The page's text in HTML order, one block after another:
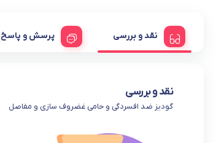
نقد و بررسی پرسش و پاسخ
نقد و بررسی
گودیز ضد افسردگی و حامی غضروف سازی و مفاصل